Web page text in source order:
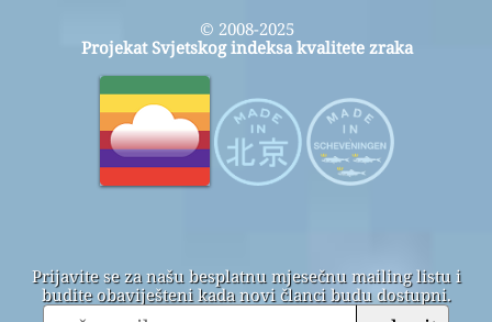
© 2008-2025
Projekat Svjetskog indeksa kvalitete zraka
Prijavite se za našu besplatnu mjesečnu mailing listu i
budite obaviješteni kada novi članci budu dostupni.